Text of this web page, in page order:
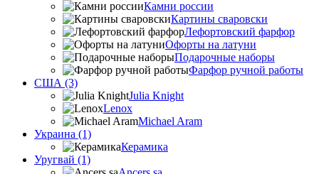
Камни россии
Картины сваровски
Лефортовский фарфор
Офорты на латуни
Подарочные наборы
Фарфор ручной работы
США (3)
Julia Knight
Lenox
Michael Aram
Украина (1)
Керамика
Уругвай (1)